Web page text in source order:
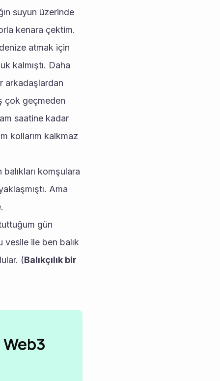
suyun üzerinde
kenara çektim.
atmak için
kalmıştı. Daha
arkadaşlardan
çok geçmeden
saatine kadar
kollarım kalkmaz
komşulara
Ama
gün
vesile ile ben balık
(Balıkçılık bir